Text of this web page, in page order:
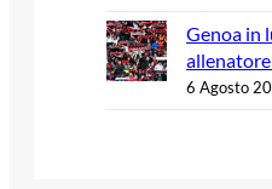
Genoa in
6 Agosto